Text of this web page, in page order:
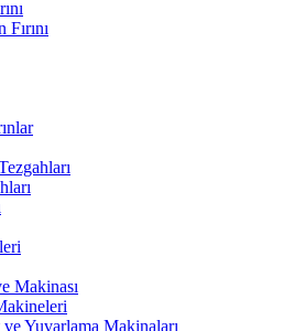
Makinası
Yuvarlama Makinaları